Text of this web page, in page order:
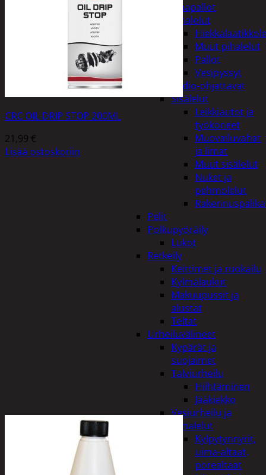
Ilmapallot
Pihalelut
Muut pihalelut
Pallot
Vesipyssyt
Radio-ohjattavat
Sisälelut
Leikkiautot ja
työkoneet
Muovailuvahat
ja limat
Muut sisälelut
Nuket ja
pehmolelut
Pelit
Polkupyöräily
Lukot
Retkeily
Keittimet ja ruokailu
Kylmälaukut
Makuupussit ja
alustat
Teltat
Urheiluvälineet
Kypärät ja
suojaimet
Talviurheilu
Hiihtäminen
Jääkiekko
Vesiurheilu ja
uimalelut
Kylpytynnyrit,
uima-altaat,
porealtaat
CRC OIL DRIP STOP 200ML
21,99 €
Lisää ostoskoriin